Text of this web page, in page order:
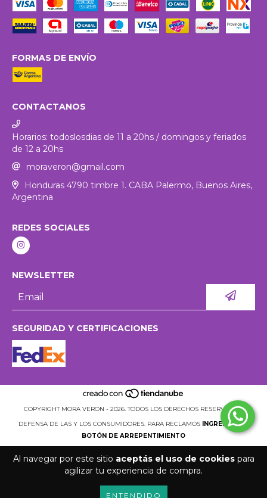
Al navegar por este sitio aceptás el uso de cookiespara
agilizar tu experiencia de compra.
ENTENDIDO
FORMAS DE ENVÍO
CONTACTANOS
Horarios: todoslosdias de 11 a 20hs / domingos y feriados
de 12 a 20hs
moraveron@gmail.com
Honduras 4790 timbre 1. CABA Palermo, Buenos Aires,
Argentina
REDES SOCIALES
NEWSLETTER
SEGURIDAD Y CERTIFICACIONES
COPYRIGHT MORA VERON - 2026. TODOS LOS DERECHOS RESERVADOS.
DEFENSA DE LAS Y LOS CONSUMIDORES. PARA RECLAMOS
INGRESÁ ACÁ.
BOTÓN DE ARREPENTIMIENTO